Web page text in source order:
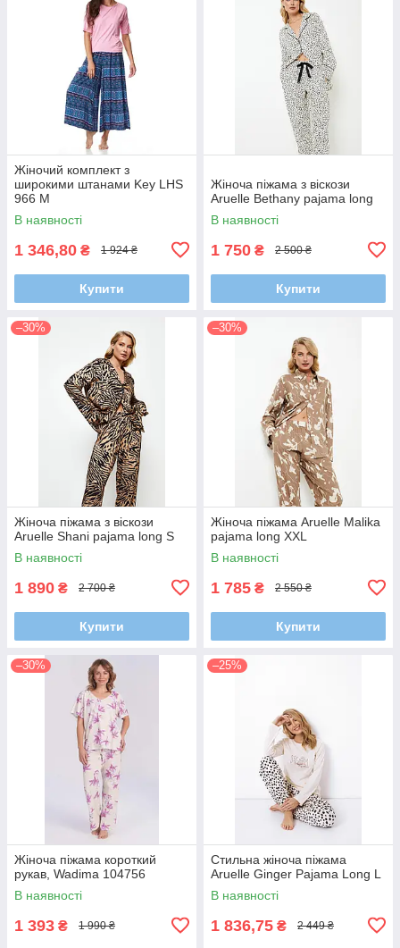
Жіночий комплект з
широкими штанами Key LHS
966 M
В наявності
1 346,80 ₴ 1 924 ₴
Купити
Жіноча піжама з віскози
Aruelle Bethany pajama long
В наявності
1 750 ₴ 2 500 ₴
Купити
–30%
Жіноча піжама з віскози
Aruelle Shani pajama long S
В наявності
1 890 ₴ 2 700 ₴
Купити
–30%
Жіноча піжама Aruelle Malika
pajama long XXL
В наявності
1 785 ₴ 2 550 ₴
Купити
–30%
Жіноча піжама короткий
рукав, Wadima 104756
В наявності
1 393 ₴ 1 990 ₴
–25%
Стильна жіноча піжама
Aruelle Ginger Pajama Long L
В наявності
1 836,75 ₴ 2 449 ₴